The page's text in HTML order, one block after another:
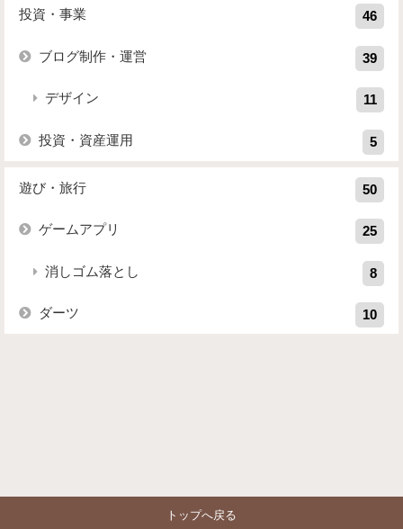
投資・事業 46
ブログ制作・運営 39
デザイン 11
投資・資産運用 5
遊び・旅行 50
ゲームアプリ 25
消しゴム落とし 8
ダーツ 10
トップへ戻る